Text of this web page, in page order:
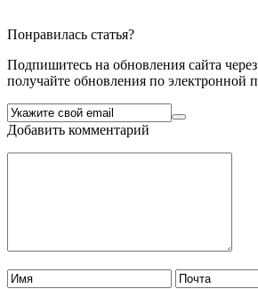
Понравилась статья?
Подпишитесь на обновления сайта через
получайте обновления по электронной
Добавить комментарий